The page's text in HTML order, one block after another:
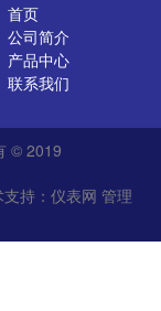
首页
公司简介
产品中心
联系我们
© 2019
持： 仪表网 管理